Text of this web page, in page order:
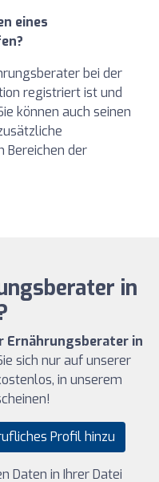
eines
bei der
registriert ist und
können auch seinen
Bereichen der
in
Ernährungsberater in
sich nur auf unserer
in unserem
Profil hinzu
Daten in Ihrer Datei